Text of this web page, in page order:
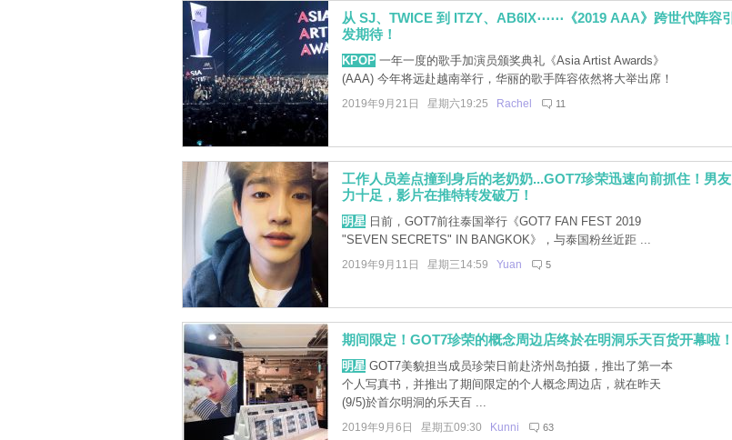
从 SJ、TWICE 到 ITZY、AB6IX⋯⋯《2019 AAA》跨世代阵容引
发期待！
KPOP一年一度的歌手加演员颁奖典礼《Asia Artist Awards》
(AAA) 今年将远赴越南举行，华丽的歌手阵容依然将大举出席！
2019年9月21日 星期六19:25 Rachel 11
工作人员差点撞到身后的老奶奶...GOT7珍荣迅速向前抓住！男友
力十足，影片在推特转发破万！
明星日前，GOT7前往泰国举行《GOT7 FAN FEST 2019
"SEVEN SECRETS" IN BANGKOK》，与泰国粉丝近距 ...
2019年9月11日 星期三14:59 Yuan 5
期间限定！GOT7珍荣的概念周边店终於在明洞乐天百货开幕啦！
明星GOT7美貌担当成员珍荣日前赴济州岛拍摄，推出了第一本
个人写真书，并推出了期间限定的个人概念周边店，就在昨天
(9/5)於首尔明洞的乐天百 ...
2019年9月6日 星期五09:30 Kunni 63